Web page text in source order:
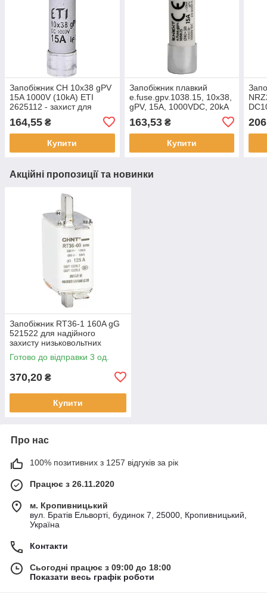
Запобіжник CH 10x38 gPV
15A 1000V (10kA) ETI
2625112 - захист для
фотомодульних ланцюгів
164,55 ₴
Купити
Запобіжник плавкий
e.fuse.gpv.1038.15, 10x38,
gPV, 15A, 1000VDC, 20kA
163,53₴
Купити
Акційні пропозиції та новинки
Запобіжник RT36-1 160A gG
521522 для надійного
захисту низьковольтних
електричних мереж
Готово до відправки 3 од.
370,20 ₴
Купити
Про нас
100% позитивних з 1257 відгуків за рік
Працює з 26.11.2020
м. Кропивницький
вул. Братів Ельворті, будинок 7, 25000, Кропивницький,
Україна
Контакти
Сьогодні працює з 09:00 до 18:00
Показати весь графік роботи